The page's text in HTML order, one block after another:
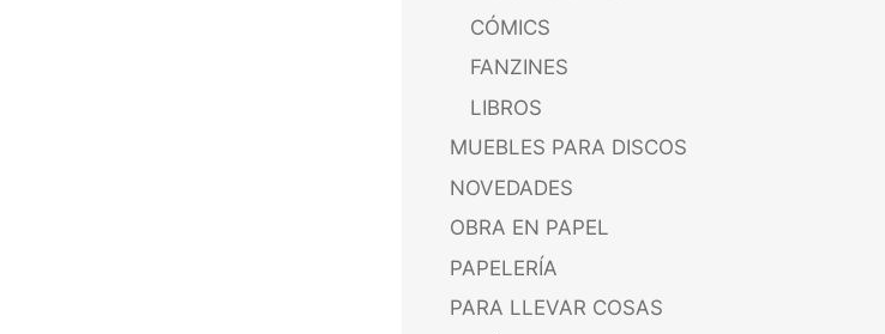
CÓMICS
FANZINES
LIBROS
MUEBLES PARA DISCOS
NOVEDADES
OBRA EN PAPEL
PAPELERÍA
PARA LLEVAR COSAS